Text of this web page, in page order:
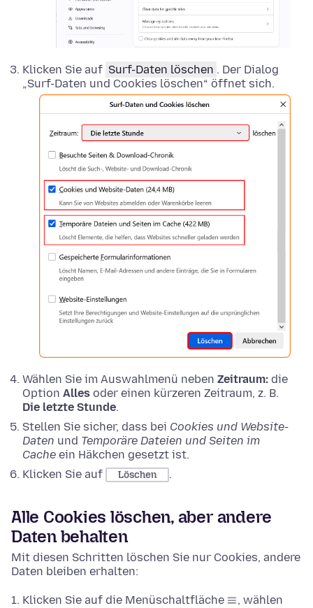
Klicken Sie auf Surf-Daten löschen . Der Dialog
„Surf-Daten und Cookies löschen“ öffnet sich.
Wählen Sie im Auswahlmenü neben Zeitraum: die
Option Alles oder einen kürzeren Zeitraum, z. B.
Die letzte Stunde.
Stellen Sie sicher, dass bei Cookies und Website-
Daten und Temporäre Dateien und Seiten im
Cache ein Häkchen gesetzt ist.
Klicken Sie auf
Löschen .
Alle Cookies löschen, aber andere
Daten behalten
Mit diesen Schritten löschen Sie nur Cookies, andere
Daten bleiben erhalten:
Klicken Sie auf die Menüschaltfläche
, wählen